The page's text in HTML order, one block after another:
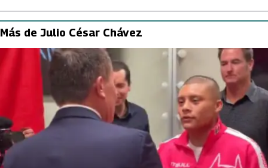
Más de Julio César Chávez